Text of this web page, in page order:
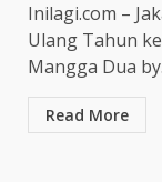
Inilagi.com –
Ulang Tahun
Mangga Dua
Read More